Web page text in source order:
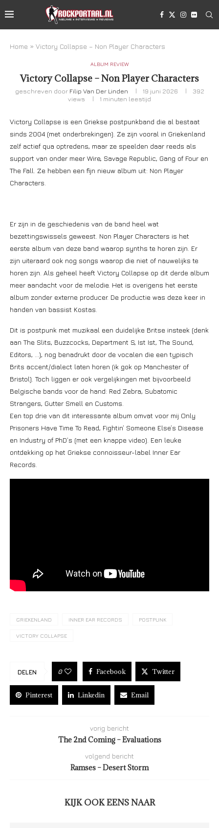
Home » Victory Collapse – Non Player Characters
ALBUM REVIEW
Victory Collapse – Non Player Characters
geschreven door Filip Van Der Linden 19 juni 2026
392
views
1 minuten leestijd
Victory Collapse is een Griekse postpunkband die al bestaat
sinds 2004 (met onderbrekingen). Ze zijn vooral in Griekenland
zelf actief qua optredens, maar ze speelden daar reeds als
support van onder meer Wire, Savage Republic, Gang of Four en
The Fall. Ze hebben een fijn nieuw album uit: Non Player
Characters.
Er zijn in de geschiedenis van de band heel wat
bezettingswissels geweest. Non Player Characters is het
eerste album van deze band waarop synths te horen zijn. Er
zijn uiteraard ook nog songs waarop die niet of nauwelijks te
horen zijn. Als geheel heeft Victory Collapse op dit derde album
meer aandacht voor de melodie. Het is overigens het eerste
album zonder externe producer. De productie was deze keer in
handen van bassist Kostas.
Dit is postpunk met muzikaal een duidelijke Britse insteek (denk
aan The Slits, Buzzcocks, Department S, Ist Ist, The Sound,
Editors, …), nog benadrukt door de vocalen die een typisch
Brits accent/dialect laten horen (ik gok op Manchester of
Bristol). Toch liggen er ook vergelijkingen met bijvoorbeeld
Belgische bands voor de hand: Red Zebra, Subatomic
Strangers, Gutter Smell en Customs.
Een top drie van dit interessante album omvat voor mij Only
Prisoners Have Time To Read, Fightin’ Someone Else’s Disease
en Industry of PhD’s (met een knappe video). Een leuke
ontdekking op het Griekse connoisseur-label Inner Ear
Records.
GRIEKENLAND INNER EAR RECORDS POSTPUNK
VICTORY COLLAPSE
DELEN 0 Facebook Twitter
Pinterest Linkedin Email
vorig bericht
The 2nd Coming – Evaluations
volgend bericht
Ramses – Desert Storm
KIJK OOK EENS NAAR